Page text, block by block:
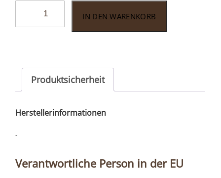
IN DEN WARENKORB
Produktsicherheit
Herstellerinformationen
-
Verantwortliche Person in der EU